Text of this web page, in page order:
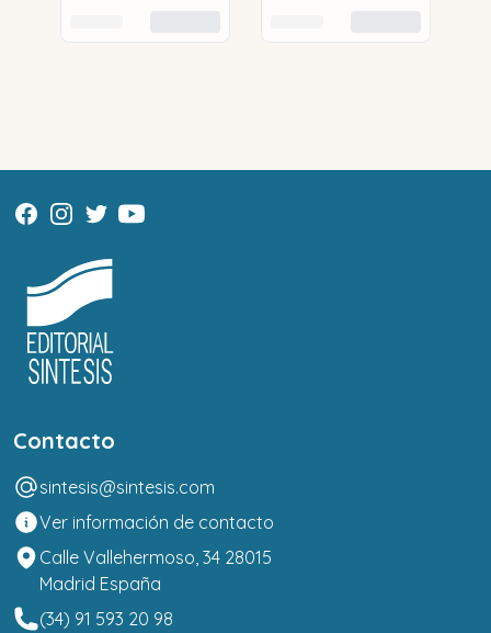
Contacto
sintesis@sintesis.com
Ver información de contacto
Calle Vallehermoso, 34 28015
Madrid España
(34) 91 593 20 98